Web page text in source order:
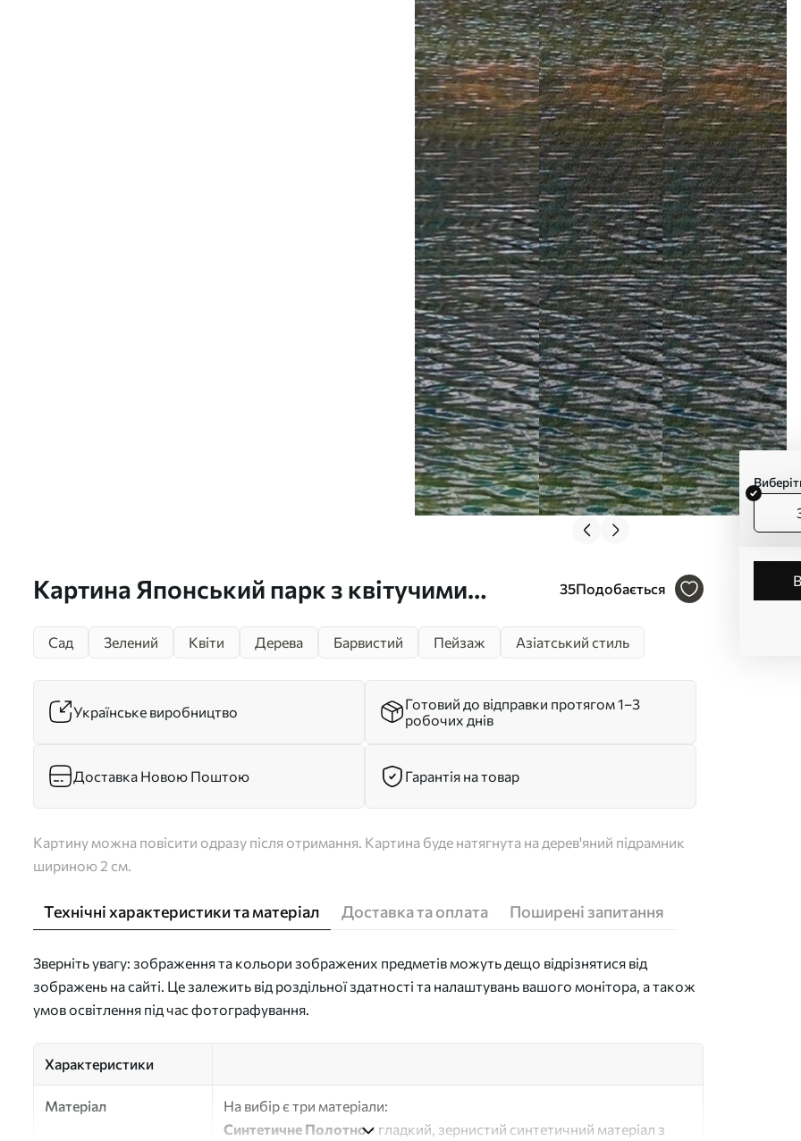
Картина Японський парк з квітучими
озеро Арт. s39772
35Подобається
Сад Зелений Квіти Дерева Барвистий Пейзаж Азіатський стиль
Українське виробництво
Готовий до відправки протягом 1–3
робочих днів
Доставка Новою Поштою Гарантія на товар
Картину можна повісити одразу після отримання. Картина буде натягнута на дерев'яний підрамник
шириною 2 см.
Технічні характеристики та матеріал Доставка та оплата Поширені запитання
Зверніть увагу: зображення та кольори зображених предметів можуть дещо відрізнятися від
зображень на сайті. Це залежить від роздільної здатності та налаштувань вашого монітора, а також
умов освітлення під час фотографування.
Характеристики
Матеріал
На вибір є три матеріали:
Синтетичне Полотно- гладкий, зернистий синтетичний матеріал з